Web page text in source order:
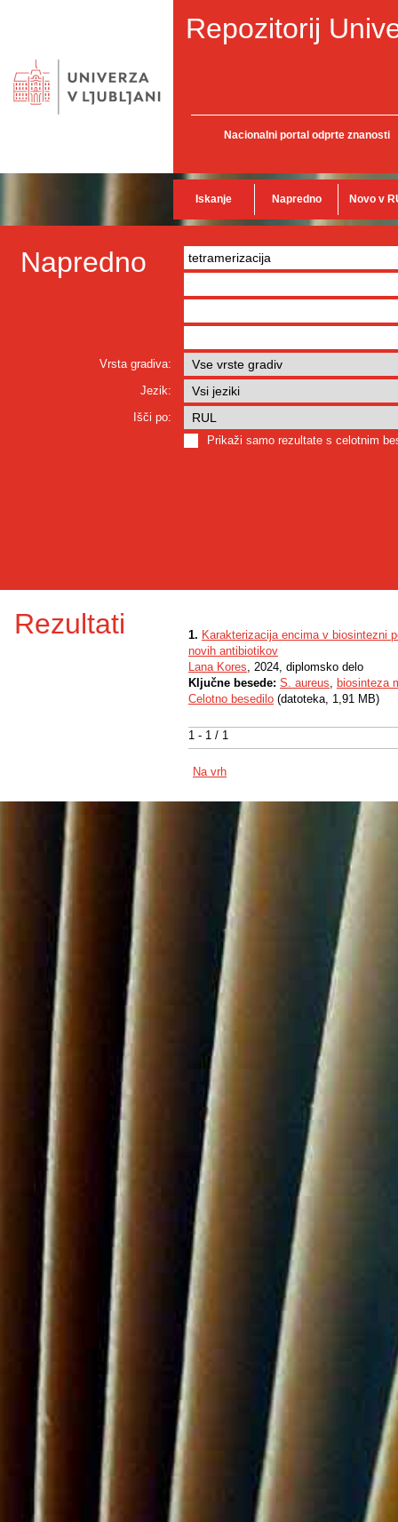
Repozitorij
Nacionalni portal odprte znanosti
Iskanje Napredno Novo v
Napredno
Vrsta gradiva:
Jezik:
Išči po:
Prikaži samo rezultate s celotnim
Rezultati
1 - 1 / 1
1. Karakterizacija encima v biosintezni
novih antibiotikov
Lana Kores, 2024, diplomsko delo
Ključne besede: S. aureus, biosinteza
Celotno besedilo (datoteka, 1,91 MB)
Na vrh